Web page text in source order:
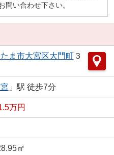
問い合わせ下さい。
ま市大宮区大門町３
」駅 徒歩7分
万円
㎡